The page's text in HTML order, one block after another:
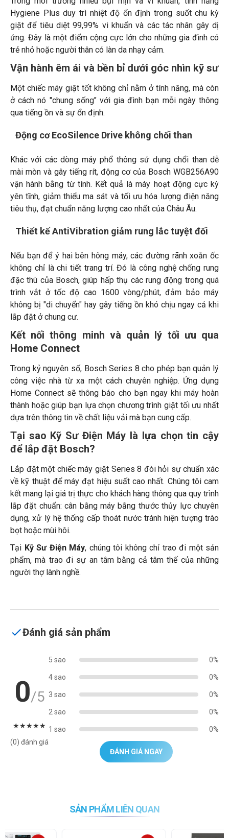
Hygiene Plus duy trì nhiệt độ ổn định trong suốt chu kỳ
giặt để tiêu diệt 99,99% vi khuẩn và các tác nhân gây dị
ứng. Đây là một điểm cộng cực lớn cho những gia đình có
trẻ nhỏ hoặc người thân có làn da nhạy cảm.
Vận hành êm ái và bền bỉ dưới góc nhìn kỹ sư
Một chiếc máy giặt tốt không chỉ nằm ở tính năng, mà còn
ở cách nó "chung sống" với gia đình bạn mỗi ngày thông
qua tiếng ồn và sự ổn định.
Động cơ EcoSilence Drive không chổi than
Khác với các dòng máy phổ thông sử dụng chổi than dễ
mài mòn và gây tiếng rít, động cơ của Bosch WGB256A90
vận hành bằng từ tính. Kết quả là máy hoạt động cực kỳ
yên tĩnh, giảm thiểu ma sát và tối ưu hóa lượng điện năng
tiêu thụ, đạt chuẩn năng lượng cao nhất của Châu Âu.
Thiết kế AntiVibration giảm rung lắc tuyệt đối
Nếu bạn để ý hai bên hông máy, các đường rãnh xoắn ốc
không chỉ là chi tiết trang trí. Đó là công nghệ chống rung
đặc thù của Bosch, giúp hấp thụ các rung động trong quá
trình vắt ở tốc độ cao 1600 vòng/phút, đảm bảo máy
không bị "di chuyển" hay gây tiếng ồn khó chịu ngay cả khi
lắp đặt ở chung cư.
Kết nối thông minh và quản lý tối ưu qua
Home Connect
Trong kỷ nguyên số, Bosch Series 8 cho phép bạn quản lý
công việc nhà từ xa một cách chuyên nghiệp. Ứng dụng
Home Connect sẽ thông báo cho bạn ngay khi máy hoàn
thành hoặc giúp bạn lựa chọn chương trình giặt tối ưu nhất
dựa trên thông tin về chất liệu vải mà bạn cung cấp.
Tại sao Kỹ Sư Điện Máy là lựa chọn tin cậy
để lắp đặt Bosch?
Lắp đặt một chiếc máy giặt Series 8 đòi hỏi sự chuẩn xác
về kỹ thuật để máy đạt hiệu suất cao nhất. Chúng tôi cam
kết mang lại giá trị thực cho khách hàng thông qua quy trình
lắp đặt chuẩn: cân bằng máy bằng thước thủy lực chuyên
dụng, xử lý hệ thống cấp thoát nước tránh hiện tượng trào
bọt hoặc mùi hôi.
Tại Kỹ Sư Điện Máy, chúng tôi không chỉ trao đi một sản
phẩm, mà trao đi sự an tâm bằng cả tâm thế của những
người thợ lành nghề.
Đánh giá sản phẩm
0/5
★★★★★
(0) đánh giá
5 sao 0%
4 sao 0%
3 sao 0%
2 sao 0%
1 sao 0%
ĐÁNH GIÁ NGAY
SẢN PHẨM LIÊN QUAN